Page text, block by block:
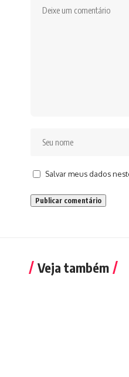
Salvar meus dados
Veja também